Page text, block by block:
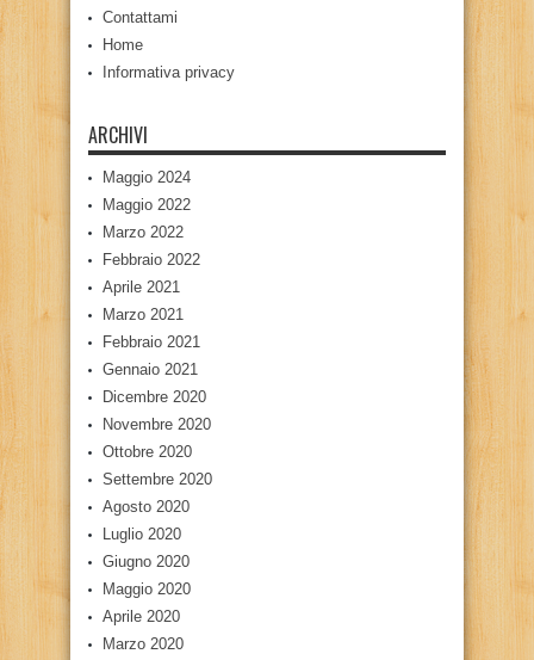
Contattami
Home
Informativa privacy
ARCHIVI
Maggio 2024
Maggio 2022
Marzo 2022
Febbraio 2022
Aprile 2021
Marzo 2021
Febbraio 2021
Gennaio 2021
Dicembre 2020
Novembre 2020
Ottobre 2020
Settembre 2020
Agosto 2020
Luglio 2020
Giugno 2020
Maggio 2020
Aprile 2020
Marzo 2020